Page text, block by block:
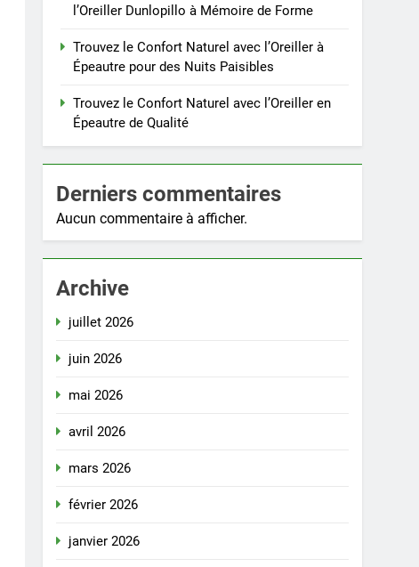
l’Oreiller Dunlopillo à Mémoire de Forme
Trouvez le Confort Naturel avec l’Oreiller à
Épeautre pour des Nuits Paisibles
Trouvez le Confort Naturel avec l’Oreiller en
Épeautre de Qualité
Derniers commentaires
Aucun commentaire à afficher.
Archive
juillet 2026
juin 2026
mai 2026
avril 2026
mars 2026
février 2026
janvier 2026